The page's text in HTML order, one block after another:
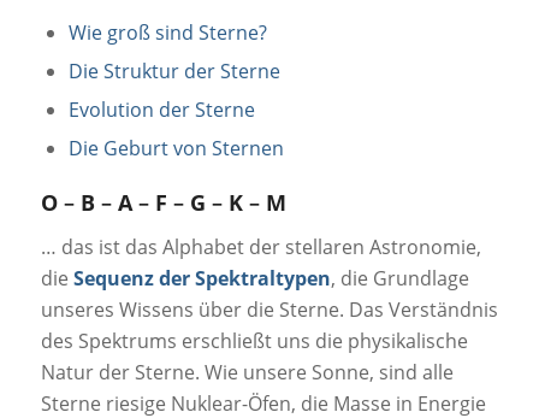
Wie groß sind Sterne?
Die Struktur der Sterne
Evolution der Sterne
Die Geburt von Sternen
O– B – A– F – G – K– M
… das ist das Alphabet der stellaren Astronomie,
die Sequenz der Spektraltypen, die Grundlage
unseres Wissens über die Sterne. Das Verständnis
des Spektrums erschließt uns die physikalische
Natur der Sterne. Wie unsere Sonne, sind alle
Sterne riesige Nuklear-Öfen, die Masse in Energie